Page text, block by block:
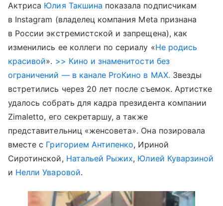
Актриса Юлия Такшина показала подписчикам
в Instagram (владелец компания Meta признана
в России экстремистской и запрещена), как
изменились ее коллеги по сериалу «Не родись
красивой». >> Кино и знаменитости без
ограничений — в канале ProКино в MAX. Звезды
встретились через 20 лет после съемок. Артистке
удалось собрать для кадра президента компании
Zimaletto, его секретаршу, а также
представительниц «женсовета». Она позировала
вместе с Григорием Антипенко, Ириной
Сиротинской, Натальей Рыжих, Юлией Куварзиной
и Нелли Уваровой.